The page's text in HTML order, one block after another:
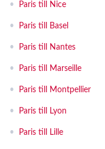
• Paris till Nice
• Paris till Basel
• Paris till Nantes
• Paris till Marseille
• Paris till Montpellier
• Paris till Lyon
• Paris till Lille